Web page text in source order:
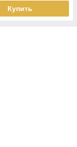
Купить